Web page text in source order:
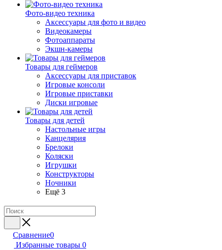
Фото-видео техника
Аксессуары для фото и видео
Видеокамеры
Фотоаппараты
Экшн-камеры
Товары для геймеров
Аксессуары для приставок
Игровые консоли
Игровые приставки
Диски игровые
Товары для детей
Настольные игры
Канцелярия
Брелоки
Коляски
Игрушки
Конструкторы
Ночники
Ещё 3
Сравнение0
Избранные товары 0